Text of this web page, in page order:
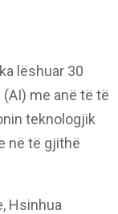
lëshuar 30
me anë të të
teknologjik
në të gjithë
Hsinhua